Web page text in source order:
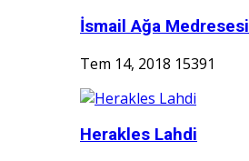
İsmail Ağa Medresesi
Tem 14, 2018 15391
Herakles Lahdi